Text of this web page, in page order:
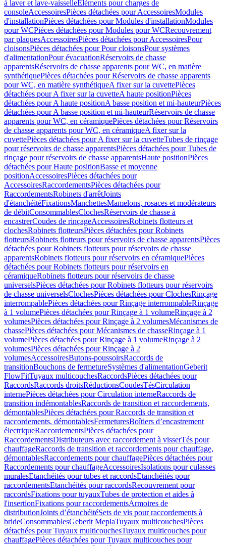
à laver et lave-vaisselleEléments pour charges de
consoleAccessoiresPièces détachées pour AccessoiresModules
d'installationPièces détachées pour Modules d'installationModules
pour WCPièces détachées pour Modules pour WCRecouvrement
par plaquesAccessoiresPièces détachées pour AccessoiresPour
cloisonsPièces détachées pour Pour cloisonsPour systèmes
d'alimentationPour évacuationRéservoirs de chasse
apparentsRéservoirs de chasse apparents pour WC, en matière
synthétiquePièces détachées pour Réservoirs de chasse apparents
pour WC, en matière synthétiqueA fixer sur la cuvettePièces
détachées pour A fixer sur la cuvetteA haute positionPièces
détachées pour A haute positionA basse position et mi-hauteurPièces
détachées pour A basse position et mi-hauteurRéservoirs de chasse
apparents pour WC, en céramiquePièces détachées pour Réservoirs
de chasse apparents pour WC, en céramiqueA fixer sur la
cuvettePièces détachées pour A fixer sur la cuvetteTubes de rinçage
pour réservoirs de chasse apparentsPièces détachées pour Tubes de
rinçage pour réservoirs de chasse apparentsHaute positionPièces
détachées pour Haute positionBasse et moyenne
positionAccessoiresPièces détachées pour
AccessoiresRaccordementsPièces détachées pour
RaccordementsRobinets d'arrêtJoints
d'étanchéitéFixationsManchettesMamelons, rosaces et modérateurs
de débitConsommablesClochesRéservoirs de chasse à
encastrerCoudes de rinçageAccessoiresRobinets flotteurs et
clochesRobinets flotteursPièces détachées pour Robinets
flotteursRobinets flotteurs pour réservoirs de chasse apparentsPièces
détachées pour Robinets flotteurs pour réservoirs de chasse
apparentsRobinets flotteurs pour réservoirs en céramiquePièces
détachées pour Robinets flotteurs pour réservoirs en
céramiqueRobinets flotteurs pour réservoirs de chasse
universelsPièces détachées pour Robinets flotteurs pour réservoirs
de chasse universelsClochesPièces détachées pour ClochesRinçage
interrompablePièces détachées pour Rinçage interrompableRinçage
à 1 volumePièces détachées pour Rinçage à 1 volumeRinçage à 2
volumesPièces détachées pour Rinçage à 2 volumesMécanismes de
chassePièces détachées pour Mécanismes de chasseRinçage à 1
volumePièces détachées pour Rinçage à 1 volumeRinçage à 2
volumesPièces détachées pour Rinçage à 2
volumesAccessoiresButons-poussoirsRaccords de
transitionBouchons de fermetureSystèmes d'alimentationGeberit
FlowFitTuyaux multicouchesRaccordsPièces détachées pour
RaccordsRaccords droitsRéductionsCoudesTésCirculation
internePièces détachées pour Circulation interneRaccords de
transition indémontablesRaccords de transition et raccordements,
démontablesPièces détachées pour Raccords de transition et
raccordements, démontablesFermeturesBoîtiers d’encastrement
électriqueRaccordementsPièces détachées pour
RaccordementsDistributeurs avec raccordement à visserTés pour
chauffageRaccords de transition et raccordements pour chauffage,
démontablesRaccordements pour chauffagePièces détachées pour
Raccordements pour chauffageAccessoiresIsolations pour culasses
muralesEtanchéités pour tubes et raccordsEtanchéités pour
raccordementsEtanchéités pour raccordsRecouvrement pour
raccordsFixations pour tuyauxTubes de protection et aides à
l'insertionFixations pour raccordementsArmoires de
distributionJoints d’étanchéitéSets de vis pour raccordements à
brideConsommablesGeberit MeplaTuyaux multicouchesPièces
détachées pour Tuyaux multicouchesTuyaux multicouches pour
chauffagePièces détachées pour Tuyaux multicouches pour